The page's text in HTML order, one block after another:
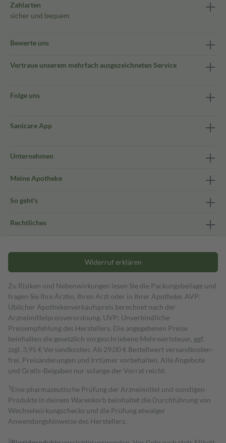
Zahlarten
sicher und bequem
Bewerte uns
Vertraue unserem mehrfach ausgezeichneten Service
Folge uns
Sanicare App
Unternehmen
Meine Apotheke
So geht's
Rechtliches
Widerruf erklären
Zu Risiken und Nebenwirkungen lesen Sie die Packungsbeilage und
fragen Sie Ihre Ärztin, Ihren Arzt oder in Ihrer Apotheke. AVP:
Üblicher Apothekenverkaufspreis berechnet nach der
Arzneimittelpreisverordnung. UVP: Unverbindliche
Preisempfehlung des Herstellers. Die angegebenen Preise
beinhalten die gesetzlich vorgeschriebene Mehrwertsteuer, ggf.
zzgl. 3,95 € Versandkosten. Ab 29,00 € Bestell­wert versand­kosten­
frei. Preisänderungen und Irrtümer vorbehalten. Alle Angebote
und Gratis-Beigaben nur solange der Vorrat reicht.
1 Eine pharmazeutische Prüfung der Arzneimittel und sonstigen
Produkte in deinem Warenkorb beinhaltet die Durchführung von
Wechselwirkungschecks und die Prüfung etwaiger
Anwendungshinweise des Herstellers.
2